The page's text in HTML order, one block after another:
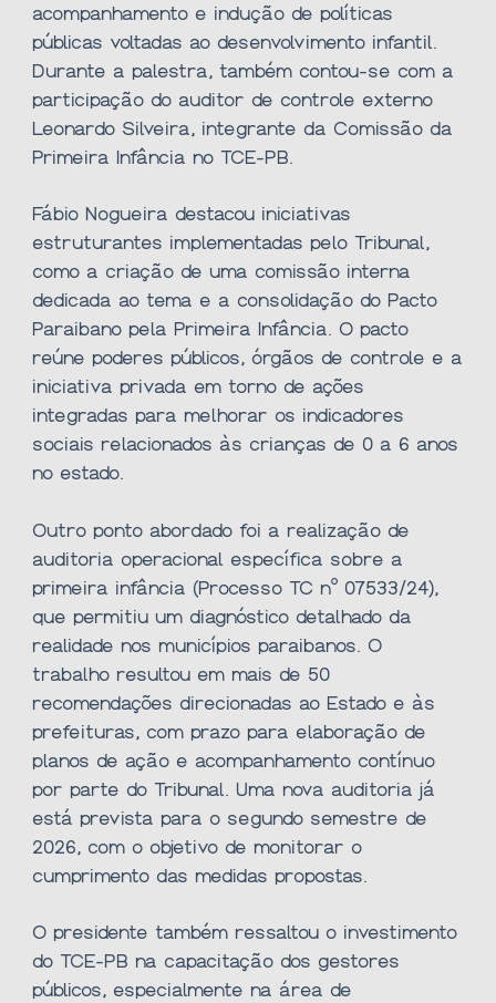
acompanhamento e indução de políticas
públicas voltadas ao desenvolvimento infantil.
Durante a palestra, também contou-se com a
participação do auditor de controle externo
Leonardo Silveira, integrante da Comissão da
Primeira Infância no TCE-PB.
Fábio Nogueira destacou iniciativas
estruturantes implementadas pelo Tribunal,
como a criação de uma comissão interna
dedicada ao tema e a consolidação do Pacto
Paraibano pela Primeira Infância. O pacto
reúne poderes públicos, órgãos de controle e a
iniciativa privada em torno de ações
integradas para melhorar os indicadores
sociais relacionados às crianças de 0 a 6 anos
no estado.
Outro ponto abordado foi a realização de
auditoria operacional específica sobre a
primeira infância (Processo TC nº 07533/24),
que permitiu um diagnóstico detalhado da
realidade nos municípios paraibanos. O
trabalho resultou em mais de 50
recomendações direcionadas ao Estado e às
prefeituras, com prazo para elaboração de
planos de ação e acompanhamento contínuo
por parte do Tribunal. Uma nova auditoria já
está prevista para o segundo semestre de
2026, com o objetivo de monitorar o
cumprimento das medidas propostas.
O presidente também ressaltou o investimento
do TCE-PB na capacitação dos gestores
públicos, especialmente na área de